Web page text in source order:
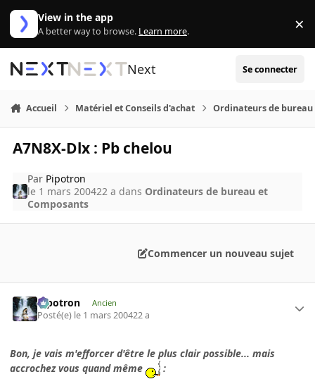
Aller au contenu
View in the app
A better way to browse. Learn more. ×
Next Se connecter
Accueil Matériel et Conseils d'achat Ordinateurs de bureau
A7N8X-Dlx : Pb chelou
Par Pipotron
le 1 mars 200422 a dans Ordinateurs de bureau et
Composants
Commencer un nouveau sujet
Pipotron Ancien
Posté(e) le 1 mars 200422 a
Bon, je vais m'efforcer d'être le plus clair possible... mais
accrochez vous quand même
: